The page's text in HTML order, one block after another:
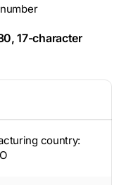
17-character
country: